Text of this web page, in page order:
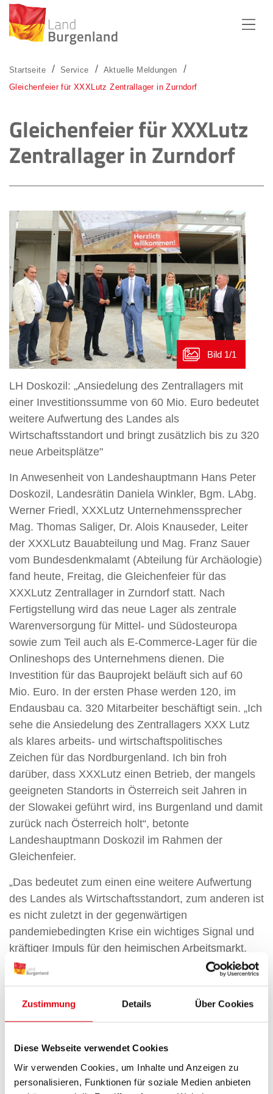
Zustimmung Details Über Cookies
Diese Webseite verwendet Cookies
Wir verwenden Cookies, um Inhalte und Anzeigen zu
personalisieren, Funktionen für soziale Medien anbieten
Startseite Service
Aktuelle Meldungen
Gleichenfeier für XXXLutz Zentrallager in Zurndorf
Gleichenfeier für XXXLutz
Zentrallager in Zurndorf
LH Doskozil: „Ansiedelung des Zentrallagers mit
einer Investitionssumme von 60 Mio. Euro bedeutet
weitere Aufwertung des Landes als
Wirtschaftsstandort und bringt zusätzlich bis zu 320
neue Arbeitsplätze"
In Anwesenheit von Landeshauptmann Hans Peter
Doskozil, Landesrätin Daniela Winkler, Bgm. LAbg.
Werner Friedl, XXXLutz Unternehmenssprecher
Mag. Thomas Saliger, Dr. Alois Knauseder, Leiter
der XXXLutz Bauabteilung und Mag. Franz Sauer
vom Bundesdenkmalamt (Abteilung für Archäologie)
fand heute, Freitag, die Gleichenfeier für das
XXXLutz Zentrallager in Zurndorf statt. Nach
Fertigstellung wird das neue Lager als zentrale
Warenversorgung für Mittel- und Südosteuropa
sowie zum Teil auch als E-Commerce-Lager für die
Onlineshops des Unternehmens dienen. Die
Investition für das Bauprojekt beläuft sich auf 60
Mio. Euro. In der ersten Phase werden 120, im
Endausbau ca. 320 Mitarbeiter beschäftigt sein. „Ich
sehe die Ansiedelung des Zentrallagers XXX Lutz
als klares arbeits- und wirtschaftspolitisches
Zeichen für das Nordburgenland. Ich bin froh
darüber, dass XXXLutz einen Betrieb, der mangels
geeigneten Standorts in Österreich seit Jahren in
der Slowakei geführt wird, ins Burgenland und damit
zurück nach Österreich holt“, betonte
Landeshauptmann Doskozil im Rahmen der
Gleichenfeier.
„Das bedeutet zum einen eine weitere Aufwertung
des Landes als Wirtschaftsstandort, zum anderen ist
es nicht zuletzt in der gegenwärtigen
pandemiebedingten Krise ein wichtiges Signal und
kräftiger Impuls für den heimischen Arbeitsmarkt.
Mit mehr als 300 Mitarbeitern, die hier im
Endausbau des Zentrallagers Beschäftigung finden
werden, ist XXXLutz einer der größten Arbeitgeber
Lehre im Logistik- oder Verwaltungsbereich
absolvieren können“, erklärte Landeshauptmann
Doskozil. Auch der Naturschutz finde beim Bau